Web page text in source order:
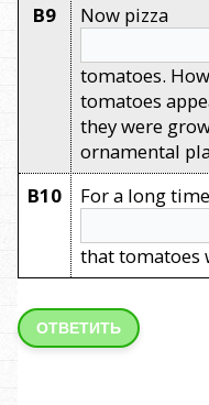
B9
Now pizza
tomatoes.
tomatoes
they were
ornamental
B10
For a long
that tomatoes
ОТВЕТИТЬ